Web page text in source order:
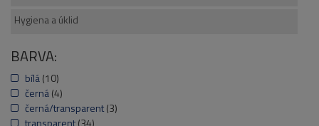
Hygiena a úklid
BARVA:
bílá (10)
černá (4)
černá/transparent (3)
transparent (34)